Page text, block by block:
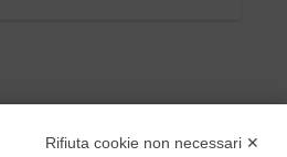
Rifiuta cookie non necessari ✕